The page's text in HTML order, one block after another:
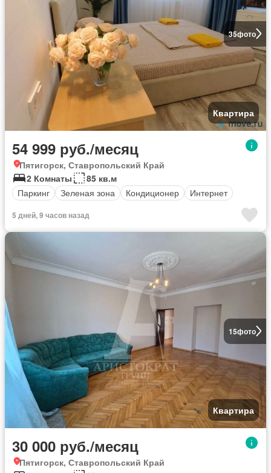
35фото
Квартира
54 999 руб./месяц
Пятигорск, Ставропольский Край
2 Комнаты
85 кв.м
Паркинг
Зеленая зона Кондиционер Интернет
5 дней, 9 часов назад
15фото
Квартира
30 000 руб./месяц
Пятигорск, Ставропольский Край